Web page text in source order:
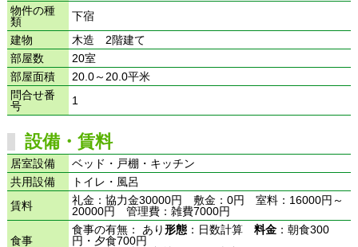
物件の種
類
下宿
建物
木造 2階建て
部屋数
20室
部屋面積
20.0～20.0平米
問合せ番
号
1
設備・賃料
居室設備
ベッド・戸棚・キッチン
共用設備
トイレ・風呂
賃料
礼金：協力金30000円 敷金：0円 室料：16000円～
20000円 管理費：雑費7000円
食事
食事の有無： あり形態 ：日数計算料金 ：朝食300
円・夕食700円